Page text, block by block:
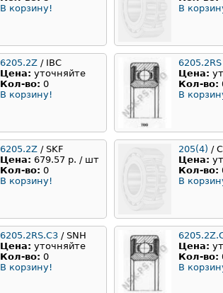
В корзину!
В
6205.2Z / IBC
Цена: уточняйте
Кол-во: 0
В корзину!
6205.2RS
Цена:
Кол-во:
В
6205.2Z / SKF
Цена: 679.57 р. / шт
Кол-во: 0
В корзину!
205(4) /
Цена:
Кол-во:
В
6205.2RS.C3 / SNH
Цена: уточняйте
Кол-во: 0
В корзину!
Цена:
Кол-во:
В